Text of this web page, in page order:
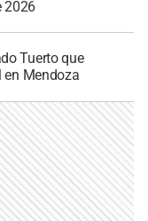
2026
Tuerto que
en Mendoza